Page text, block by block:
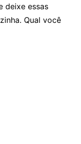
deixe essas
Qual você